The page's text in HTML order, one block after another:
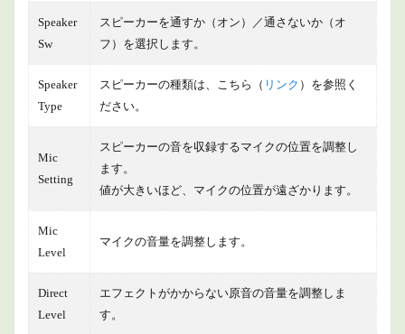
Speaker
Sw
スピーカーを通すか（オン）／通さないか（オ
フ）を選択します。
Speaker
Type
スピーカーの種類は、こちら（ リンク ）を参照く
ださい。
Mic
Setting
スピーカーの音を収録するマイクの位置を調整し
ます。
値が大きいほど、マイクの位置が遠ざかります。
Mic
Level
マイクの音量を調整します。
Direct
Level
エフェクトがかからない原音の音量を調整しま
す。